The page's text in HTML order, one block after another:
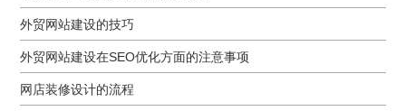
外贸网站建设的技巧
外贸网站建设在SEO优化方面的注意事项
网店装修设计的流程